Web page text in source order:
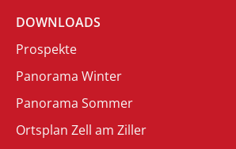
DOWNLOADS
Prospekte
Panorama Winter
Panorama Sommer
Ortsplan Zell am Ziller